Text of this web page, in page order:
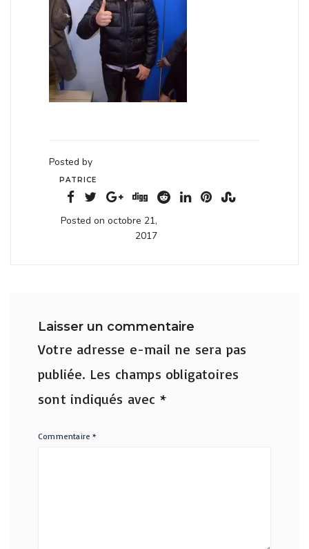
Posted by
PATRICE
Posted on octobre 21,
2017
Laisser un commentaire
Votre adresse e-mail ne sera pas
publiée. Les champs obligatoires
sont indiqués avec *
Commentaire*